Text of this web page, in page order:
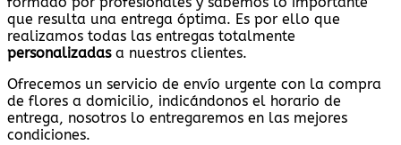
que resulta una entrega óptima. Es por ello que
realizamos todas las entregas totalmente
personalizadasa nuestros clientes.
Ofrecemos un servicio de envío urgente con la compra
de flores a domicilio, indicándonos el horario de
entrega, nosotros lo entregaremos en las mejores
condiciones.